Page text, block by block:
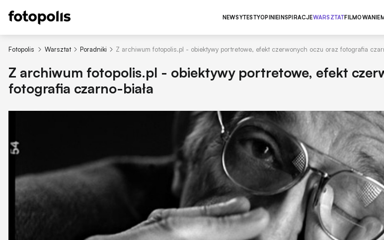
NEWSYTESTYOPINIEINSPIRACJEWARSZTATFILMOWANIE
Fotopolis Warsztat Poradniki Z archiwum fotopolis.pl - obiektywy portretowe, efekt czerwonych oczu oraz fotografia
Z archiwum fotopolis.pl - obiektywy portretowe, efekt
fotografia czarno-biała